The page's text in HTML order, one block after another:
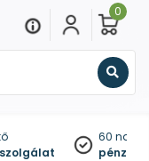
0
60